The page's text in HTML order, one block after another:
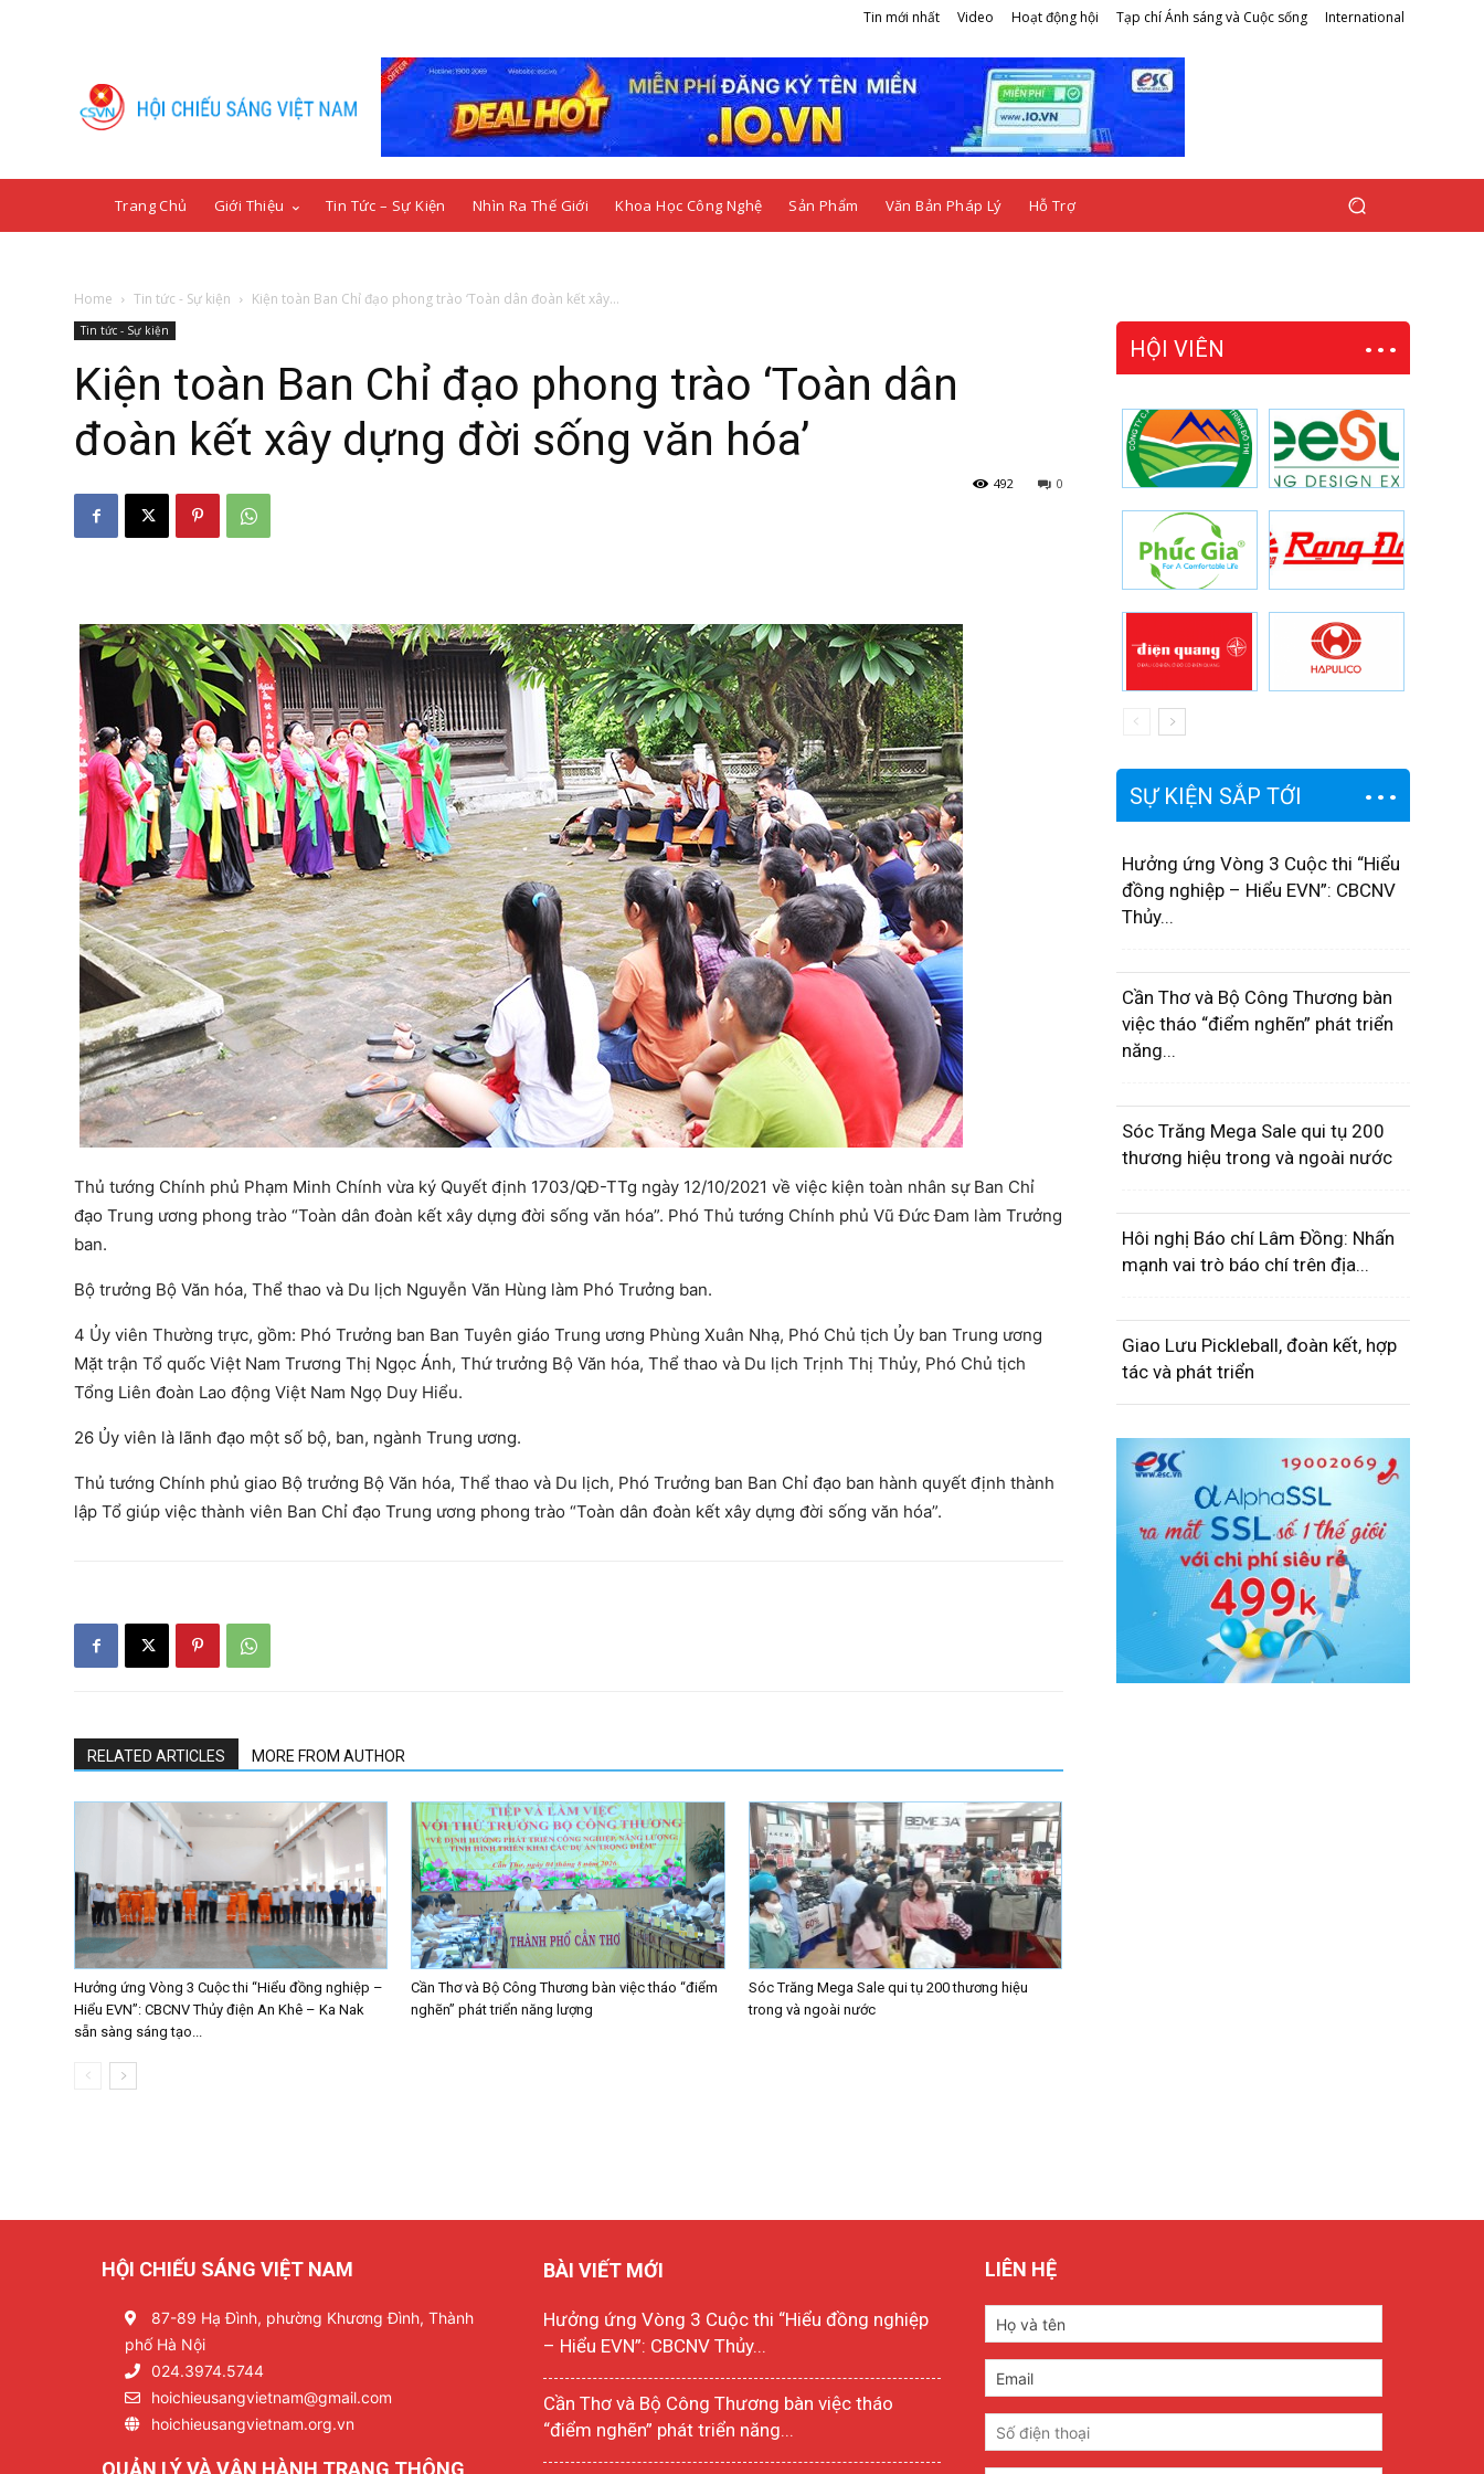
Tin mới nhất Video Hoạt động hội Tạp chí Ánh sáng và Cuộc sống International
Trang Chủ Giới Thiệu Tin Tức – Sự Kiện Nhìn Ra Thế Giới Khoa Học Công Nghệ Sản Phẩm Văn Bản Pháp Lý Hỗ Trợ
Home Tin tức - Sự kiện Kiện toàn Ban Chỉ đạo phong trào ‘Toàn dân đoàn kết xây...
Tin tức - Sự kiện
Kiện toàn Ban Chỉ đạo phong trào ‘Toàn dân
đoàn kết xây dựng đời sống văn hóa’
0
492
Thủ tướng Chính phủ Phạm Minh Chính vừa ký Quyết định 1703/QĐ-TTg ngày 12/10/2021 về việc kiện toàn nhân sự Ban Chỉ
đạo Trung ương phong trào “Toàn dân đoàn kết xây dựng đời sống văn hóa”. Phó Thủ tướng Chính phủ Vũ Đức Đam làm Trưởng
ban.
Bộ trưởng Bộ Văn hóa, Thể thao và Du lịch Nguyễn Văn Hùng làm Phó Trưởng ban.
4 Ủy viên Thường trực, gồm: Phó Trưởng ban Ban Tuyên giáo Trung ương Phùng Xuân Nhạ, Phó Chủ tịch Ủy ban Trung ương
Mặt trận Tổ quốc Việt Nam Trương Thị Ngọc Ánh, Thứ trưởng Bộ Văn hóa, Thể thao và Du lịch Trịnh Thị Thủy, Phó Chủ tịch
Tổng Liên đoàn Lao động Việt Nam Ngọ Duy Hiểu.
26 Ủy viên là lãnh đạo một số bộ, ban, ngành Trung ương.
Thủ tướng Chính phủ giao Bộ trưởng Bộ Văn hóa, Thể thao và Du lịch, Phó Trưởng ban Ban Chỉ đạo ban hành quyết định thành
lập Tổ giúp việc thành viên Ban Chỉ đạo Trung ương phong trào “Toàn dân đoàn kết xây dựng đời sống văn hóa”.
RELATED ARTICLES MORE FROM AUTHOR
Hưởng ứng Vòng 3 Cuộc thi “Hiểu đồng nghiệp –
Hiểu EVN”: CBCNV Thủy điện An Khê – Ka Nak
sẵn sàng sáng tạo...
Cần Thơ và Bộ Công Thương bàn việc tháo “điểm
nghẽn” phát triển năng lượng
Sóc Trăng Mega Sale qui tụ 200 thương hiệu
trong và ngoài nước
HỘI VIÊN
SỰ KIỆN SẮP TỚI
Hưởng ứng Vòng 3 Cuộc thi “Hiểu
đồng nghiệp – Hiểu EVN”: CBCNV
Thủy...
Cần Thơ và Bộ Công Thương bàn
việc tháo “điểm nghẽn” phát triển
năng...
Sóc Trăng Mega Sale qui tụ 200
thương hiệu trong và ngoài nước
Hôi nghị Báo chí Lâm Đồng: Nhấn
mạnh vai trò báo chí trên địa...
Giao Lưu Pickleball, đoàn kết, hợp
tác và phát triển
HỘI CHIẾU SÁNG VIỆT NAM
87-89 Hạ Đình, phường Khương Đình, Thành
phố Hà Nội
024.3974.5744
hoichieusangvietnam@gmail.com
hoichieusangvietnam.org.vn
QUẢN LÝ VÀ VẬN HÀNH TRANG THÔNG
BÀI VIẾT MỚI
Hưởng ứng Vòng 3 Cuộc thi “Hiểu đồng nghiệp
– Hiểu EVN”: CBCNV Thủy...
Cần Thơ và Bộ Công Thương bàn việc tháo
“điểm nghẽn” phát triển năng...
LIÊN HỆ